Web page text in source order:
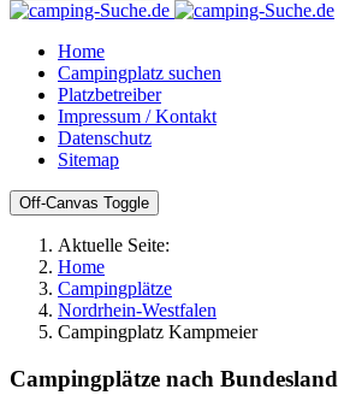
Home
Campingplatz suchen
Platzbetreiber
Impressum / Kontakt
Datenschutz
Sitemap
Off-Canvas Toggle
Aktuelle Seite:
Home
Campingplätze
Nordrhein-Westfalen
Campingplatz Kampmeier
Campingplätze nach Bundesland